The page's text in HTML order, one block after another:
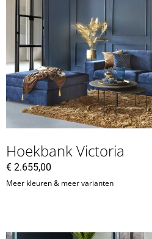
Hoekbank Victoria
€ 2.655,00
Meer kleuren & meer varianten